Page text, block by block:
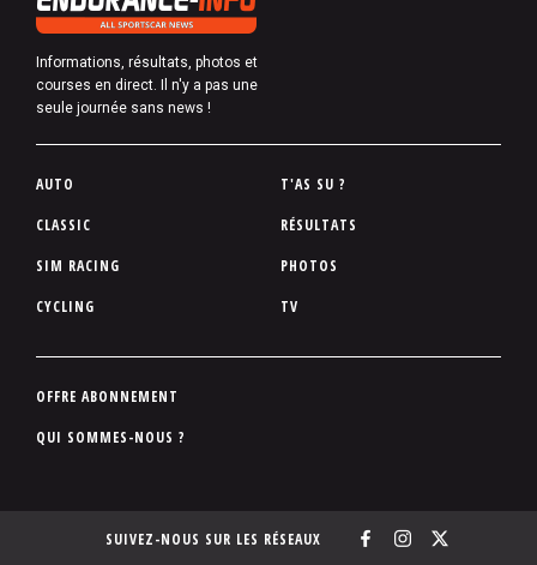
Informations, résultats, photos et
courses en direct. Il n'y a pas une
seule journée sans news !
P
d
d
p
e
AUTO
CLASSIC
SIM RACING
CYCLING
T'AS SU ?
RÉSULTATS
PHOTOS
TV
P
d
OFFRE ABONNEMENT
QUI SOMMES-NOUS ?
SUIVEZ-NOUS SUR LES RÉSEAUX